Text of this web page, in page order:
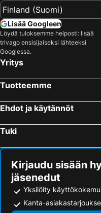
Lisää Googleen
Löydä tuloksemme helposti: lisää
trivago ensisijaiseksi lähteeksi
Googlessa.
Yritys
Tuotteemme
Ehdot ja käytännöt
Tuki
Kirjaudu sisään
jäsenedut
Yksilöity
Kanta-